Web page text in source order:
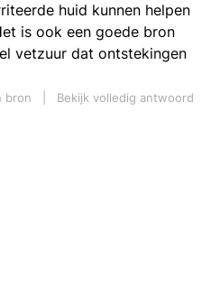
huid kunnen helpen
is ook een goede bron
vetzuur dat ontstekingen
bron
Bekijk volledig antwoord